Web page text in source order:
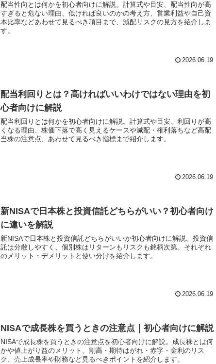
配当性向とは何かを初心者向けに解説。計算式や目安、配当性向が高
すぎると危ない理由、低ければ良いのかの考え方、営業利益や自己資
本比率などあわせて見るべき項目まで、減配リスクの見方を紹介しま
す。
2026.06.19
配当利回りとは？高ければいいわけではない理由を初
心者向けに解説
配当利回りとは何かを初心者向けに解説。計算式や目安、利回りが高
くなる理由、株価下落で高く見えるケースや減配・権利落ちなど高配
当株の注意点、あわせて見るべき指標まで紹介します。
2026.06.19
新NISAで日本株と投資信託どちらがいい？初心者向け
に違いを解説
新NISAで日本株と投資信託どちらがいいか初心者向けに解説。投資信
託は分散しやすく、個別株はリターンもリスクも銘柄次第。それぞれ
のメリット・デメリットと使い分けを紹介します。
2026.06.19
NISAで成長株を買うときの注意点｜初心者向けに解説
NISAで成長株を買うときの注意点を初心者向けに解説。成長株とは何
かや値上がり益のメリット、割高・期待はがれ・赤字・金利のリス
ク、売上成長率や財務など見るべきポイントを紹介します。